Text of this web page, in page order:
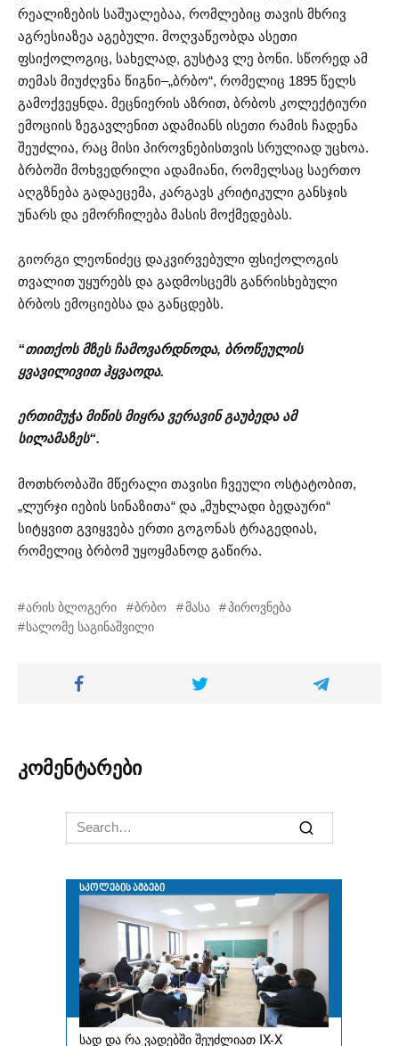
რეალიზების საშუალებაა, რომლებიც თავის მხრივ
აგრესიაზეა აგებული. მოღვაწეობდა ასეთი
ფსიქოლოგიც, სახელად, გუსტავ ლე ბონი. სწორედ ამ
თემას მიუძღვნა წიგნი–„ბრბო“, რომელიც 1895 წელს
გამოქვეყნდა. მეცნიერის აზრით, ბრბოს კოლექტიური
ემოციის ზეგავლენით ადამიანს ისეთი რამის ჩადენა
შეუძლია, რაც მისი პიროვნებისთვის სრულიად უცხოა.
ბრბოში მოხვედრილი ადამიანი, რომელსაც საერთო
აღგზნება გადაეცემა, კარგავს კრიტიკული განსჯის
უნარს და ემორჩილება მასის მოქმედებას.
გიორგი ლეონიძეც დაკვირვებული ფსიქოლოგის
თვალით უყურებს და გადმოსცემს განრისხებული
ბრბოს ემოციებსა და განცდებს.
“თითქოს მზეს ჩამოვარდნოდა, ბროწეულის
ყვავილივით ჰყვაოდა.
ერთიმუჭა მიწის მიყრა ვერავინ გაუბედა ამ
სილამაზეს“.
მოთხრობაში მწერალი თავისი ჩვეული ოსტატობით,
„ლურჯი იების სინაზითა“ და „მუხლადი ბედაური“
სიტყვით გვიყვება ერთი გოგონას ტრაგედიას,
რომელიც ბრბომ უყოყმანოდ გაწირა.
არის ბლოგერი ბრბო მასა
პიროვნება
სალომე საგინაშვილი
კომენტარები
Search
for: